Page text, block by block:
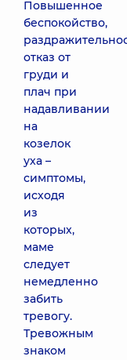
Повышенное
беспокойство,
отказ от
груди и
плач при
надавливании
на
козелок
уха –
симптомы,
исходя
из
которых,
маме
следует
немедленно
забить
тревогу.
Тревожным
знаком